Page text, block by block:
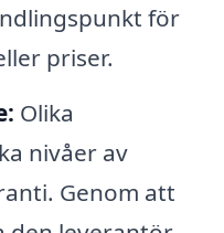
för
priser.
Olika
nivåer av
Genom att